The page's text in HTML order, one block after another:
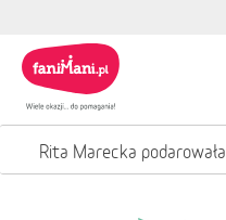
Rita Marecka podarowała